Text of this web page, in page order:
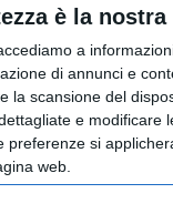
è la
a
di annunci e
la scansione del
e modificare
si
web.
dalla normativa
Iscr. Reg. Imprese
Testata giornalistica